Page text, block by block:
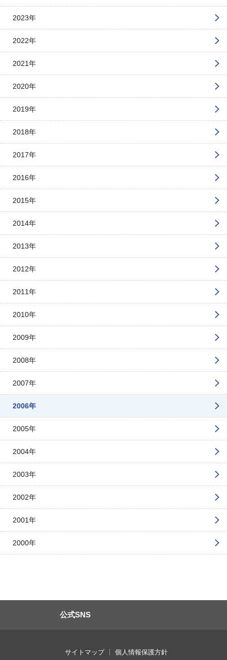
2023年
2022年
2021年
2020年
2019年
2018年
2017年
2016年
2015年
2014年
2013年
2012年
2011年
2010年
2009年
2008年
2007年
2006年
2005年
2004年
2003年
2002年
2001年
2000年
公式SNS
サイトマップ 個人情報保護方針